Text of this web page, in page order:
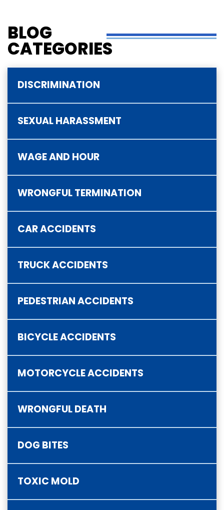
BLOG
CATEGORIES
DISCRIMINATION
SEXUAL HARASSMENT
WAGE AND HOUR
WRONGFUL TERMINATION
CAR ACCIDENTS
TRUCK ACCIDENTS
PEDESTRIAN ACCIDENTS
BICYCLE ACCIDENTS
MOTORCYCLE ACCIDENTS
WRONGFUL DEATH
DOG BITES
TOXIC MOLD